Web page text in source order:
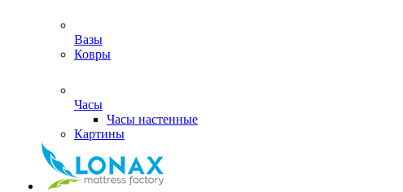
Вазы
Ковры
Часы
Часы настенные
Картины